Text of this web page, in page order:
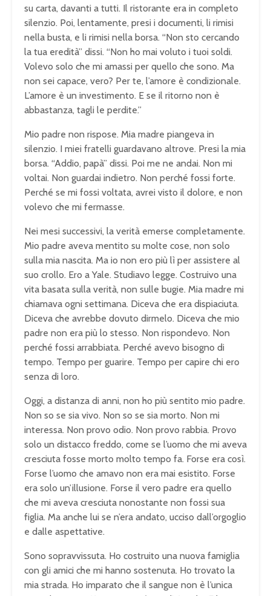
su carta, davanti a tutti. Il ristorante era in completo
silenzio. Poi, lentamente, presi i documenti, li rimisi
nella busta, e li rimisi nella borsa. “Non sto cercando
la tua eredità” dissi. “Non ho mai voluto i tuoi soldi.
Volevo solo che mi amassi per quello che sono. Ma
non sei capace, vero? Per te, l’amore è condizionale.
L’amore è un investimento. E se il ritorno non è
abbastanza, tagli le perdite.”
Mio padre non rispose. Mia madre piangeva in
silenzio. I miei fratelli guardavano altrove. Presi la mia
borsa. “Addio, papà” dissi. Poi me ne andai. Non mi
voltai. Non guardai indietro. Non perché fossi forte.
Perché se mi fossi voltata, avrei visto il dolore, e non
volevo che mi fermasse.
Nei mesi successivi, la verità emerse completamente.
Mio padre aveva mentito su molte cose, non solo
sulla mia nascita. Ma io non ero più lì per assistere al
suo crollo. Ero a Yale. Studiavo legge. Costruivo una
vita basata sulla verità, non sulle bugie. Mia madre mi
chiamava ogni settimana. Diceva che era dispiaciuta.
Diceva che avrebbe dovuto dirmelo. Diceva che mio
padre non era più lo stesso. Non rispondevo. Non
perché fossi arrabbiata. Perché avevo bisogno di
tempo. Tempo per guarire. Tempo per capire chi ero
senza di loro.
Oggi, a distanza di anni, non ho più sentito mio padre.
Non so se sia vivo. Non so se sia morto. Non mi
interessa. Non provo odio. Non provo rabbia. Provo
solo un distacco freddo, come se l’uomo che mi aveva
cresciuta fosse morto molto tempo fa. Forse era così.
Forse l’uomo che amavo non era mai esistito. Forse
era solo un’illusione. Forse il vero padre era quello
che mi aveva cresciuta nonostante non fossi sua
figlia. Ma anche lui se n’era andato, ucciso dall’orgoglio
e dalle aspettative.
Sono sopravvissuta. Ho costruito una nuova famiglia
con gli amici che mi hanno sostenuta. Ho trovato la
mia strada. Ho imparato che il sangue non è l’unica